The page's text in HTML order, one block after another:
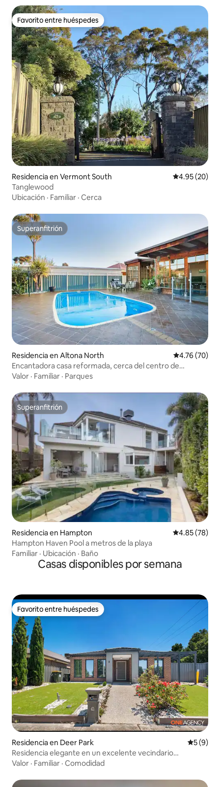
Favorito entre huéspedes
Favorito entre huéspedes
Residencia en Vermont South Calificación
4.95 (20)
Tanglewood
Ubicación · Familiar · Cerca
Superanfitrión
Superanfitrión
Residencia en Altona North Calificación
4.76 (70)
Encantadora casa reformada, cerca del centro de
negocios y las playas
Valor · Familiar · Parques
Superanfitrión
Superanfitrión
Residencia en Hampton Calificación
4.85 (78)
Hampton Haven Pool a metros de la playa
Familiar · Ubicación · Baño
Casas disponibles por semana
Favorito entre huéspedes
Favorito entre huéspedes
Residencia en Deer Park
5 (9)
Residencia elegante en un excelente vecindario
suburbano
Valor · Familiar · Comodidad